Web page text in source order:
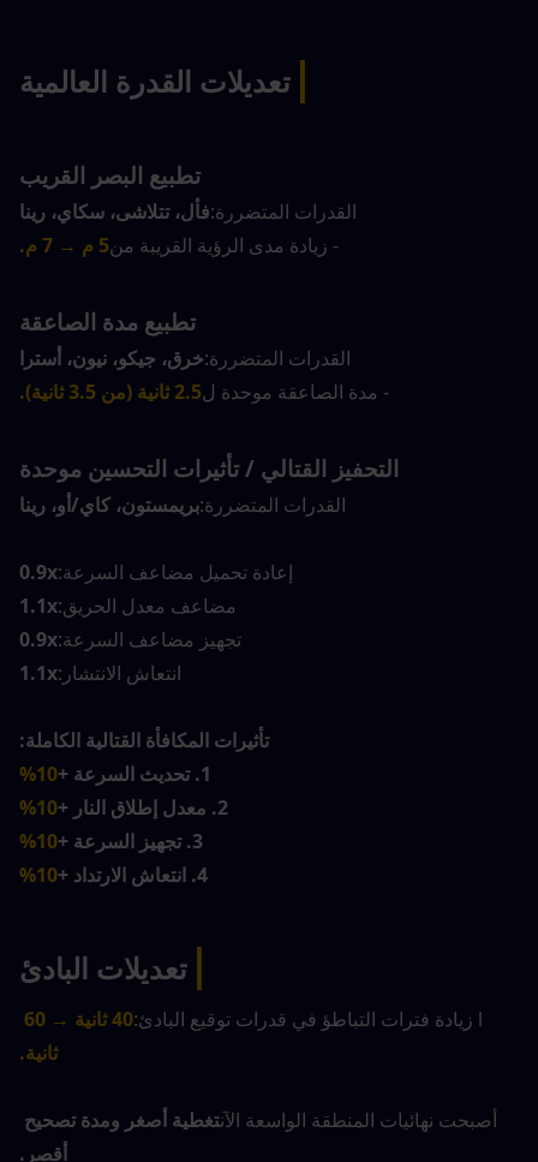
| تعديلات القدرة العالمية
تطبيع البصر القريب
القدرات المتضررة:فأل، تتلاشى، سكاي، رينا
- زيادة مدى الرؤية القريبة من5 م → 7 م.
تطبيع مدة الصاعقة
القدرات المتضررة:خرق، جيكو، نيون، أسترا
- مدة الصاعقة موحدة ل2.5 ثانية (من 3.5 ثانية).
التحفيز القتالي / تأثيرات التحسين موحدة
القدرات المتضررة:بريمستون، كاي/أو، رينا
إعادة تحميل مضاعف السرعة:0.9x
مضاعف معدل الحريق:1.1x
تجهيز مضاعف السرعة:0.9x
انتعاش الانتشار:1.1x
تأثيرات المكافأة القتالية الكاملة:
1. تحديث السرعة +
10%
2. معدل إطلاق النار +
10%
3. تجهيز السرعة +
10%
4. انتعاش الارتداد +
10%
| تعديلات البادئ
l زيادة فترات التباطؤ في قدرات توقيع البادئ:
ثانية.
أصبحت نهائيات المنطقة الواسعة الآن
أقصر.